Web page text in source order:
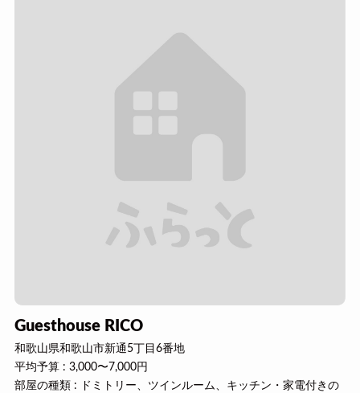
Guesthouse RICO
和歌山県和歌山市新通5丁目6番地
平均予算 : 3,000〜7,000円
部屋の種類 : ドミトリー、ツインルーム、キッチン・家電付きの